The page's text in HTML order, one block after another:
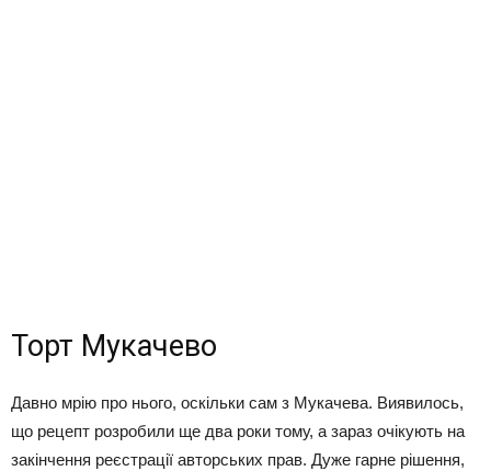
Торт Мукачево
Давно мрію про нього, оскільки сам з Мукачева. Виявилось,
що рецепт розробили ще два роки тому, а зараз очікують на
закінчення реєстрації авторських прав. Дуже гарне рішення,